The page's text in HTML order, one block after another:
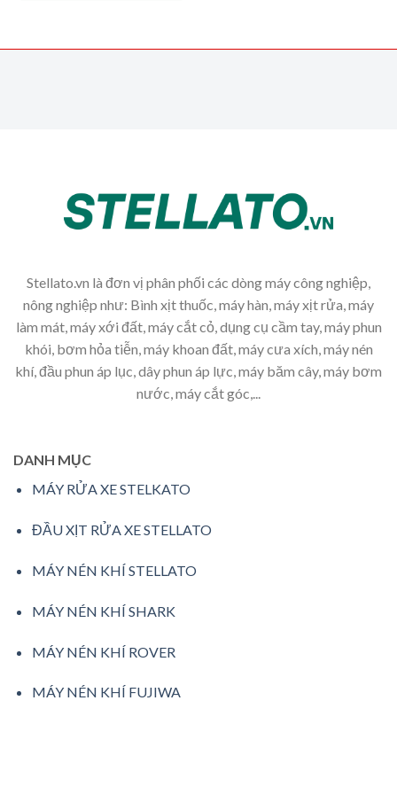
Stellato.vn là đơn vị phân phối các dòng máy công nghiệp,
nông nghiệp như: Bình xịt thuốc, máy hàn, máy xịt rửa, máy
làm mát, máy xới đất, máy cắt cỏ, dụng cụ cầm tay, máy phun
khói, bơm hỏa tiễn, máy khoan đất, máy cưa xích, máy nén
khí, đầu phun áp lục, dây phun áp lực, máy băm cây, máy bơm
nước, máy cắt góc,...
DANH MỤC
MÁY RỬA XE STELKATO
ĐẦU XỊT RỬA XE STELLATO
MÁY NÉN KHÍ STELLATO
MÁY NÉN KHÍ SHARK
MÁY NÉN KHÍ ROVER
MÁY NÉN KHÍ FUJIWA